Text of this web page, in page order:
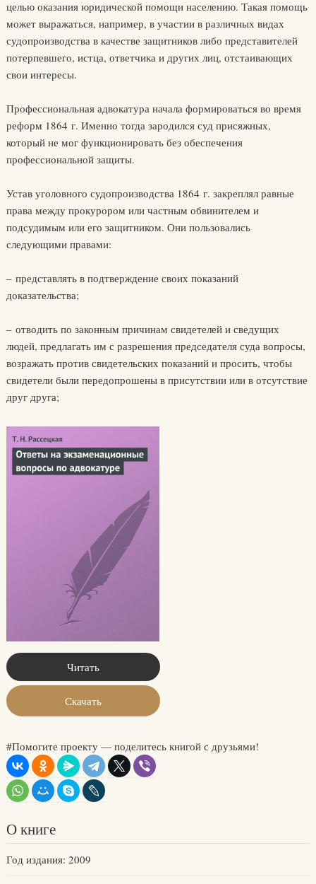
целью оказания юридической помощи населению. Такая помощь
может выражаться, например, в участии в различных видах
судопроизводства в качестве защитников либо представителей
потерпевшего, истца, ответчика и других лиц, отстаивающих
свои интересы.
Профессиональная адвокатура начала формироваться во время
реформ 1864 г. Именно тогда зародился суд присяжных,
который не мог функционировать без обеспечения
профессиональной защиты.
Устав уголовного судопроизводства 1864 г. закреплял равные
права между прокурором или частным обвинителем и
подсудимым или его защитником. Они пользовались
следующими правами:
– представлять в подтверждение своих показаний
доказательства;
– отводить по законным причинам свидетелей и сведущих
людей, предлагать им с разрешения председателя суда вопросы,
возражать против свидетельских показаний и просить, чтобы
свидетели были передопрошены в присутствии или в отсутствие
друг друга;
Читать
Скачать
#Помогите проекту — поделитесь книгой с друзьями!
О книге
Год издания: 2009